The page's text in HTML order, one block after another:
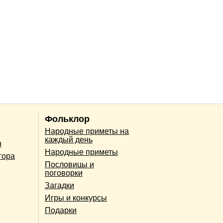
Фольклор
Народные приметы на
каждый день
Народные приметы
Пословицы и
поговорки
Загадки
Игры и конкурсы
Подарки